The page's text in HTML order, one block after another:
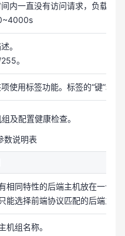
内一直没有访问请求，负载均
。
。
使用标签功能。标签的“键”和“
及配置健康检查。
数说明表
相同特性的后端主机放在一个
能选择前端协议匹配的后端主
机组名称。